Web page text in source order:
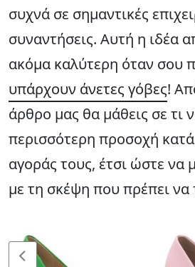
συχνά σε σημαντικές
συναντήσεις. Αυτή η ιδέα
ακόμα καλύτερη όταν σου
υπάρχουν άνετες γόβες!
άρθρο μας θα μάθεις σε τι
περισσότερη προσοχή κατά
αγοράς τους, έτσι ώστε να
με τη σκέψη που πρέπει να